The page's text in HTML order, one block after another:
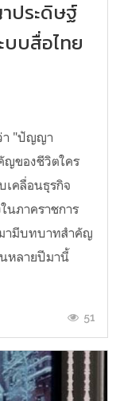
ประดิษฐ์
บสื่อไทย
า "ปัญญา
ญของชีวิตใคร
เคลื่อนธุรกิจ
นภาคราชการ
ามีบทบาทสำคัญ
นหลายปีมานี้
51